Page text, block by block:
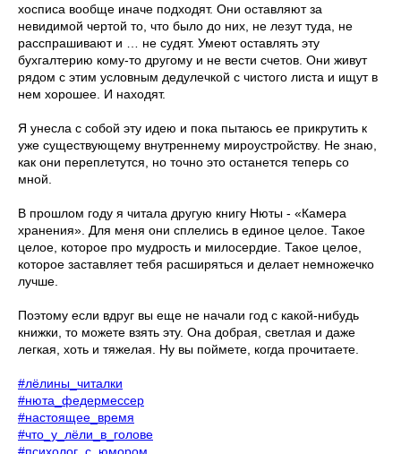
хосписа вообще иначе подходят. Они оставляют за
невидимой чертой то, что было до них, не лезут туда, не
расспрашивают и … не судят. Умеют оставлять эту
бухгалтерию кому-то другому и не вести счетов. Они живут
рядом с этим условным дедулечкой с чистого листа и ищут в
нем хорошее. И находят.
Я унесла с собой эту идею и пока пытаюсь ее прикрутить к
уже существующему внутреннему мироустройству. Не знаю,
как они переплетутся, но точно это останется теперь со
мной.
В прошлом году я читала другую книгу Нюты - «Камера
хранения». Для меня они сплелись в единое целое. Такое
целое, которое про мудрость и милосердие. Такое целое,
которое заставляет тебя расширяться и делает немножечко
лучше.
Поэтому если вдруг вы еще не начали год с какой-нибудь
книжки, то можете взять эту. Она добрая, светлая и даже
легкая, хоть и тяжелая. Ну вы поймете, когда прочитаете.
#лёлины_читалки
#нюта_федермессер
#настоящее_время
#что_у_лёли_в_голове